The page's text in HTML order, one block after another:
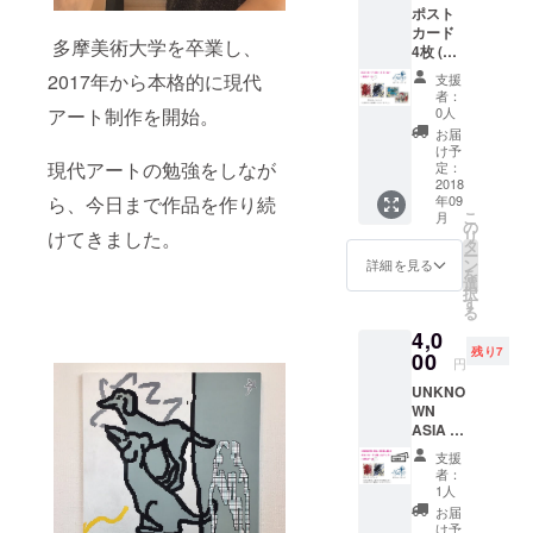
多摩美術大学を卒業し、
2017年から本格的に現代
アート制作を開始。
現代アートの勉強をしなが
ら、今日まで作品を作り続
けてきました。
ポスト
カード
4枚 (直
筆サイ
ン&お礼
メッ
セージ
入) + お
一人お
一人に
心を込
めたお
礼メー
ル + ス
テッ
カー1枚
レポー
トメー
ル(写真
付)
支援
者：
0人
お届
け予
定：
2018
年09
月
詳細を見る
こ
の
リ
タ
ー
ン
を
選
択
す
る
4,0
00 円
残り7
UNKNO
WN
ASIA 2
日通し
券1枚 (9
月15日
&16日:
大阪) +
支援
者：
1人
お届
け予